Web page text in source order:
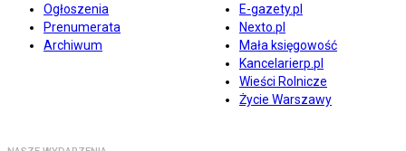
Ogłoszenia
Prenumerata
Archiwum
E-gazety.pl
Nexto.pl
Mała księgowość
Kancelarierp.pl
Wieści Rolnicze
Życie Warszawy